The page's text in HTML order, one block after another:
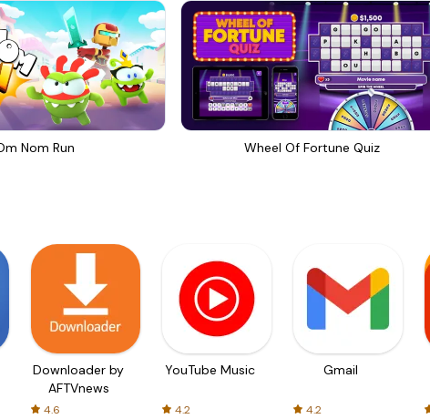
Nom Run Wheel Of Fortune Quiz
Downloader by
AFTVnews
4.6
YouTube Music
4.2
Gmail
4.2